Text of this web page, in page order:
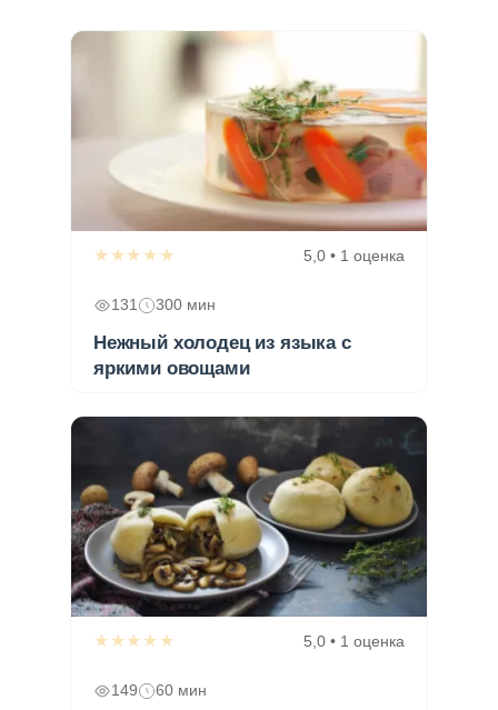
★★★★★ 5,0 • 1 оценка
131 300 мин
Нежный холодец из языка с
яркими овощами
★★★★★ 5,0 • 1 оценка
149 60 мин